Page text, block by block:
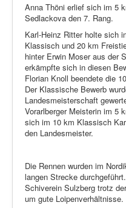
Anna Thöni erlief sich im 5
Sedlackova den 7. Rang.
Karl-Heinz Ritter holte sich
Klassisch und 20 km
hinter Erwin Moser aus der
erkämpfte sich in diesen
Florian Knoll beendete die
Der Klassische Bewerb
Landesmeisterschaft
Vorarlberger Meisterin im 5
sich im 10 km Klassisch
den Landesmeister.
Die Rennen wurden im
langen Strecke
Schiverein Sulzberg trotz
um gute Loipenverhältnisse.